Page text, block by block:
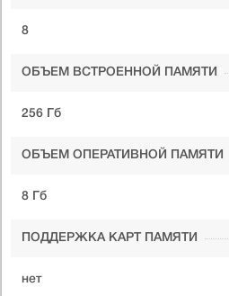
8
ОБЪЕМ ВСТРОЕННОЙ ПАМЯТИ
256 Гб
ОБЪЕМ ОПЕРАТИВНОЙ ПАМЯТИ
8 Гб
ПОДДЕРЖКА КАРТ ПАМЯТИ
нет